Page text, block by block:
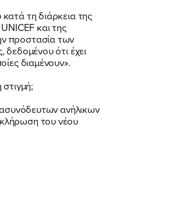
τη διάρκεια της
και της
προστασία των
ότι έχει
διαμένουν».
ανήλικων
του νέου